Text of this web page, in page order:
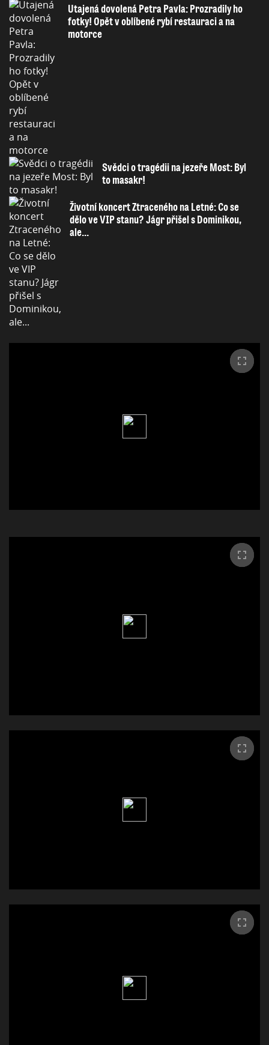
Utajená dovolená Petra Pavla: Prozradily ho
fotky! Opět v oblíbené rybí restauraci a na
motorce
Svědci o tragédii na jezeře Most: Byl
to masakr!
Životní koncert Ztraceného na Letné: Co se
dělo ve VIP stanu? Jágr přišel s Dominikou,
ale...